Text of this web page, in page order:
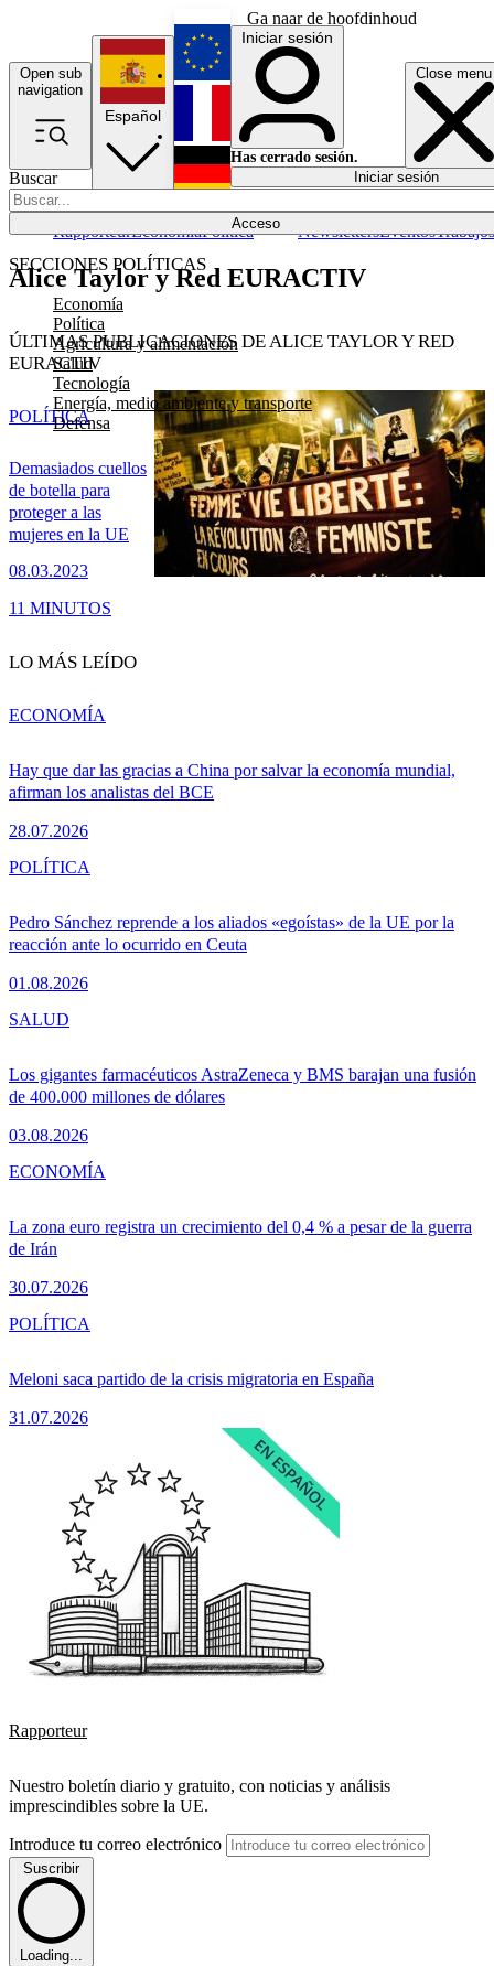
Ga naar de hoofdinhoud
Open sub
navigation
Close menu
Buscar
Acceso
SECCIONES POLÍTICAS
Economía
Política
Agricultura y alimentación
Salud
Tecnología
Energía, medio ambiente y transporte
Defensa
RapporteurEconomíaPolítica NewslettersEventosTrabajos
Español
English
Français
Iniciar sesión
Has cerrado sesión.
Iniciar sesión
Alice Taylor y Red EURACTIV
ÚLTIMAS PUBLICACIONES DE ALICE TAYLOR Y RED
EURACTIV
Demasiados cuellos
de botella para
proteger a las
mujeres en la UE
08.03.2023
POLÍTICA
11 MINUTOS
LO MÁS LEÍDO
Hay que dar las gracias a China por salvar la economía mundial,
afirman los analistas del BCE
28.07.2026
ECONOMÍA
Pedro Sánchez reprende a los aliados «egoístas» de la UE por la
reacción ante lo ocurrido en Ceuta
01.08.2026
POLÍTICA
Los gigantes farmacéuticos AstraZeneca y BMS barajan una fusión
de 400.000 millones de dólares
03.08.2026
SALUD
La zona euro registra un crecimiento del 0,4 % a pesar de la guerra
de Irán
30.07.2026
ECONOMÍA
Meloni saca partido de la crisis migratoria en España
31.07.2026
POLÍTICA
Rapporteur
Nuestro boletín diario y gratuito, con noticias y análisis
imprescindibles sobre la UE.
Introduce tu correo electrónico
Suscribir
Loading...